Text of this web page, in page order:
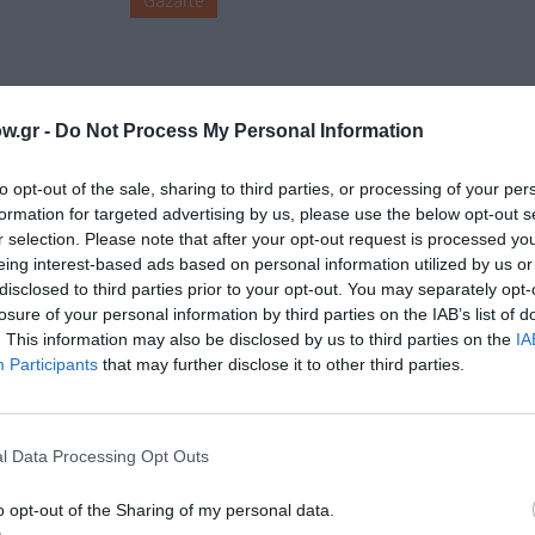
- Do Not Process My Personal Information
opt-out of the sale, sharing to third parties, or processing of your
for targeted advertising by us, please use the below opt-out
selection. Please note that after your opt-out request is processed
interest-based ads based on personal information utilized by us
to third parties prior to your opt-out. You may separately
of your personal information by third parties on the IAB’s list of
This information may also be disclosed by us to third parties on the
Participants that may further disclose it to other third parties.
Data Processing Opt Outs
opt-out of the Sharing of my personal data.
πρώτοι όλες τις ειδήσεις
στοCulturenow.gr